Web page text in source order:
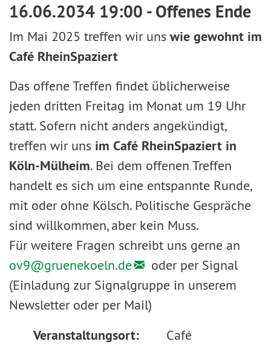
16.06.2034 19:00 - Offenes Ende
Im Mai 2025 treffen wir uns wie gewohnt im
Café RheinSpaziert
Das offene Treffen findet üblicherweise
jeden dritten Freitag im Monat um 19 Uhr
statt. Sofern nicht anders angekündigt,
treffen wir uns im Café RheinSpaziert in
Köln-Mülheim. Bei dem offenen Treffen
handelt es sich um eine entspannte Runde,
mit oder ohne Kölsch. Politische Gespräche
sind willkommen, aber kein Muss.
Für weitere Fragen schreibt uns gerne an
ov9@gruenekoeln.de
oder per Signal
(Einladung zur Signalgruppe in unserem
Newsletter oder per Mail)
Veranstaltungsort:
Café